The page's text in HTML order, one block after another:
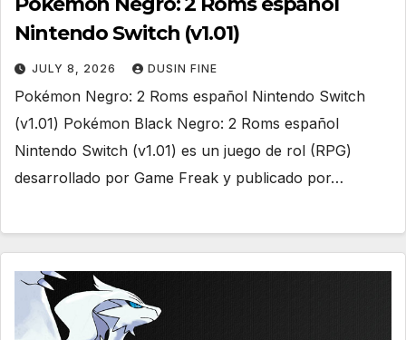
Nintendo Switch (v1.01)
JULY 8, 2026 DUSIN FINE
Pokémon Negro: 2 Roms español Nintendo Switch
(v1.01) Pokémon Black Negro: 2 Roms español
Nintendo Switch (v1.01) es un juego de rol (RPG)
desarrollado por Game Freak y publicado por…